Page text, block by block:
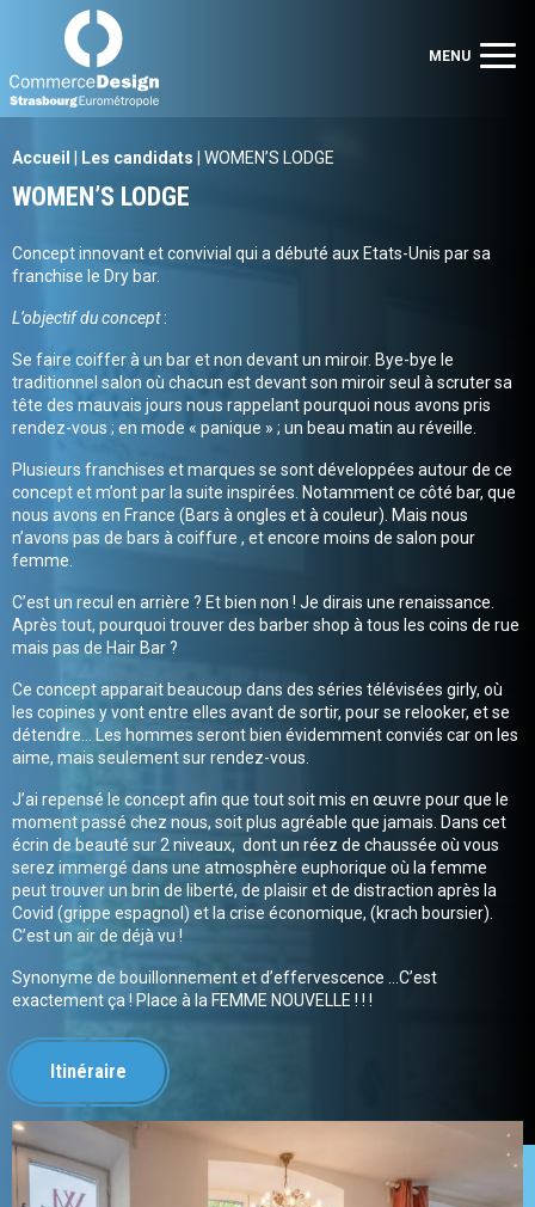
Commerce Design Strasbourg Eurométropole
MENU
Accueil Les candidats WOMEN’S LODGE
WOMEN’S LODGE
Concept innovant et convivial qui a débuté aux Etats-Unis par sa
franchise le Dry bar.
L’objectif du concept:
Se faire coiffer à un bar et non devant un miroir. Bye-bye le
traditionnel salon où chacun est devant son miroir seul à scruter sa
tête des mauvais jours nous rappelant pourquoi nous avons pris
rendez-vous ; en mode « panique » ; un beau matin au réveille.
Plusieurs franchises et marques se sont développées autour de ce
concept et m’ont par la suite inspirées. Notamment ce côté bar, que
nous avons en France (Bars à ongles et à couleur). Mais nous
n’avons pas de bars à coiffure , et encore moins de salon pour
femme.
C’est un recul en arrière ? Et bien non ! Je dirais une renaissance.
Après tout, pourquoi trouver des barber shop à tous les coins de rue
mais pas de Hair Bar ?
Ce concept apparait beaucoup dans des séries télévisées girly, où
les copines y vont entre elles avant de sortir, pour se relooker, et se
détendre… Les hommes seront bien évidemment conviés car on les
aime, mais seulement sur rendez-vous.
J’ai repensé le concept afin que tout soit mis en œuvre pour que le
moment passé chez nous, soit plus agréable que jamais. Dans cet
écrin de beauté sur 2 niveaux, dont un réez de chaussée où vous
serez immergé dans une atmosphère euphorique où la femme
peut trouver un brin de liberté, de plaisir et de distraction après la
Covid (grippe espagnol) et la crise économique, (krach boursier).
C’est un air de déjà vu !
Synonyme de bouillonnement et d’effervescence …C’est
exactement ça ! Place à la FEMME NOUVELLE ! ! !
Itinéraire